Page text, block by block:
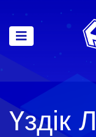
Үздік